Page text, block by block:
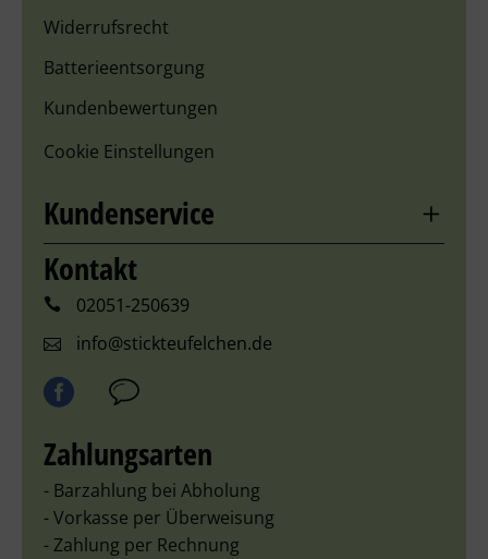
Widerrufsrecht
Batterieentsorgung
Kundenbewertungen
Cookie Einstellungen
Kundenservice
Kontakt
02051-250639
info@stickteufelchen.de
Zahlungsarten
- Barzahlung bei Abholung
- Vorkasse per Überweisung
- Zahlung per Rechnung